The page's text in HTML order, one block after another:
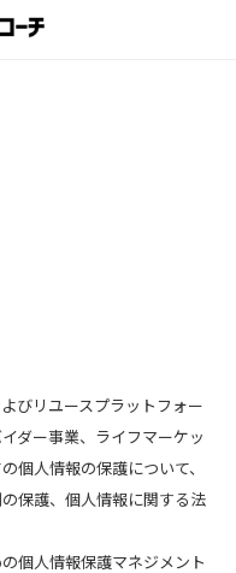
びリユースプラットフォー
ダー事業、ライフマーケッ
個人情報の保護について、
保護、個人情報に関する法
個人情報保護マネジメント